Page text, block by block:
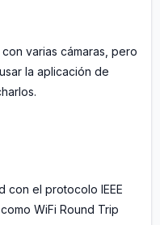
varias cámaras, pero
la aplicación de
con el protocolo IEEE
WiFi Round Trip